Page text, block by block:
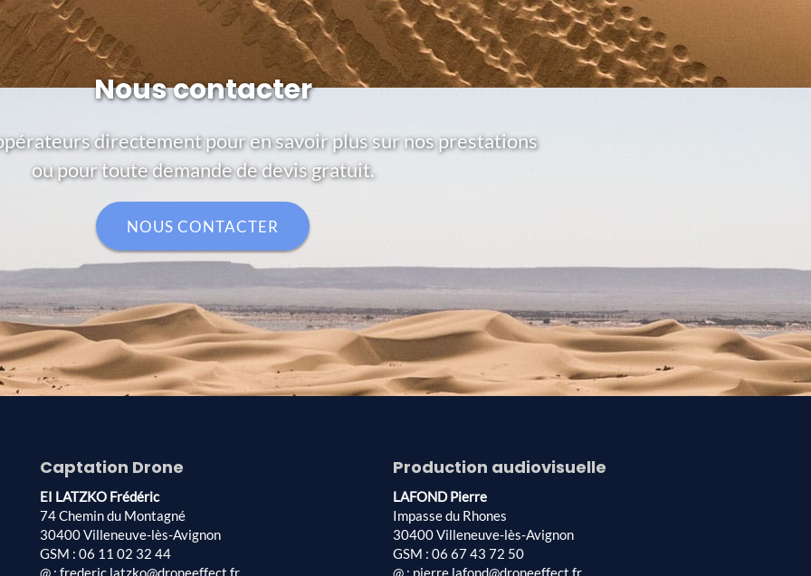
Nous contacter
directement pour en savoir plus sur nos prestations
ou pour toute demande de devis gratuit.
NOUS CONTACTER
Captation Drone
EI LATZKO Frédéric
74 Chemin du Montagné
30400 Villeneuve-lès-Avignon
GSM : 06 11 02 32 44
@ : frederic.latzko@droneeffect.fr
Production audiovisuelle
LAFOND Pierre
Impasse du Rhones
30400 Villeneuve-lès-Avignon
GSM : 06 67 43 72 50
@ : pierre.lafond@droneeffect.fr